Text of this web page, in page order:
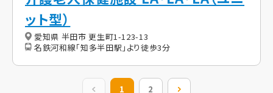
ット型）
愛知県 半田市 更生町1-123-13
名鉄河和線「知多半田駅」より徒歩3分
前の20件
1 2